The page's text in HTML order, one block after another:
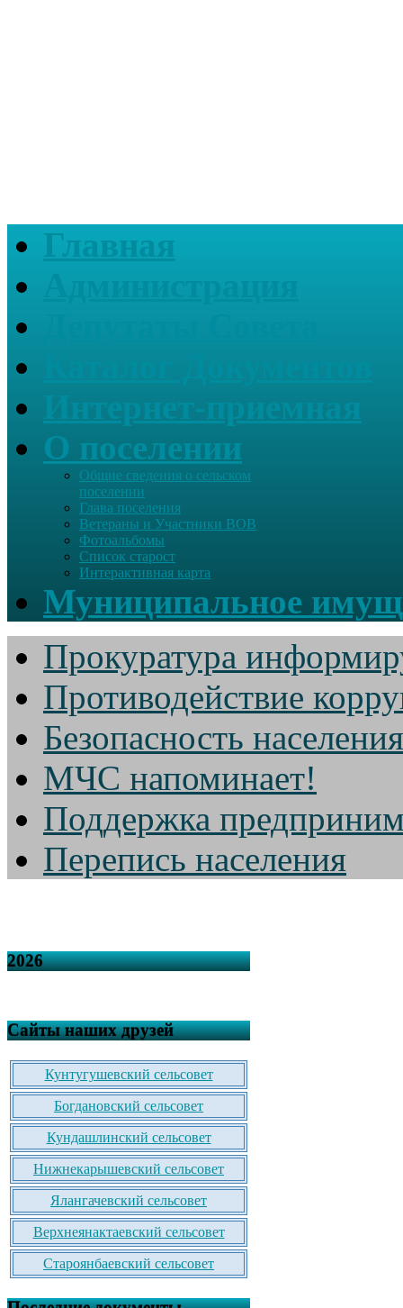
Главная
О поселении
Общие сведения о сельском
поселении
Глава поселения
Ветераны и Участники ВОВ
Фотоальбомы
Список старост
Интерактивная карта
Муниципальное
Прокуратура
Противодействие
Безопасность населения
МЧС напоминает!
Поддержка
Перепись населения
2026
Сайты наших друзей
Кунтугушевский сельсовет
Богдановский сельсовет
Кундашлинский сельсовет
Нижнекарышевский сельсовет
Ялангачевский сельсовет
Верхнеянактаевский сельсовет
Староянбаевский сельсовет